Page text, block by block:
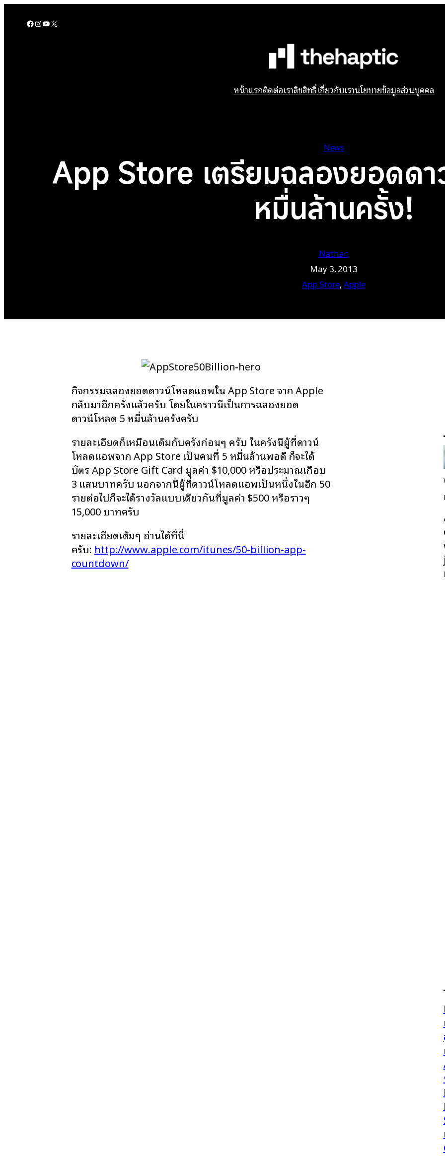
Facebook InstagramYouTube X
หน้าแรกติดต่อเราลิขสิทธิ์เกี่ยวกับเรานโยบายข้อมูลส่วนบุคคล
News
App Store เตรียมฉลองยอดด
หมื่นล้านครั้ง!
Nathan
May 3, 2013
App Store, Apple
กิจกรรมฉลองยอดดาวน์โหลดแอพใน App Store จาก Apple
กลับมาอีกครั้งแล้วครับ โดยในคราวนี้เป็นการฉลองยอด
ดาวน์โหลด 5 หมื่นล้านครั้งครับ
รายละเอียดก็เหมือนเดิมกับครั้งก่อนๆ ครับ ในครั้งนี้ผู้ที่ดาวน์
โหลดแอพจาก App Store เป็นคนที่ 5 หมื่นล้านพอดี ก็จะได้
บัตร App Store Gift Card มูลค่า $10,000 หรือประมาณเกือบ
3 แสนบาทครับ นอกจากนี้ผู้ที่ดาวน์โหลดแอพเป็นหนึ่งในอีก 50
รายต่อไปก็จะได้รางวัลแบบเดียวกันที่มูลค่า $500 หรือราวๆ
15,000 บาทครับ
รายละเอียดเต็มๆ อ่านได้ที่นี่
ครับ: http://www.apple.com/itunes/50-billion-app-
countdown/